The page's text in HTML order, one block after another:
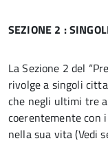
SEZIONE 2 :
La Sezione 2 del
rivolge a singoli
che negli ultimi tre
coerentemente con
nella sua vita (Vedi